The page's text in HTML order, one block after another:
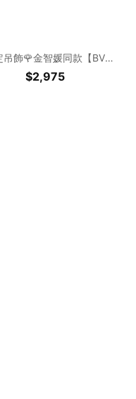
享限定吊飾🌹金智媛同款【BVLGARI 】寶格麗晶澈女性淡香水15ml+ 護手霜40ML | 送禮首選✨生日贈禮🎁
$2,975